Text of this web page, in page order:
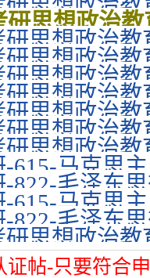
研思想政治
研思想政治
研思想政治
研思想政治
研思想政治
研思想政治
研思想政治
思想政治教
615-马克思
822-毛泽东
615-马克思
822-毛泽东
思想政治
帖-只要符合